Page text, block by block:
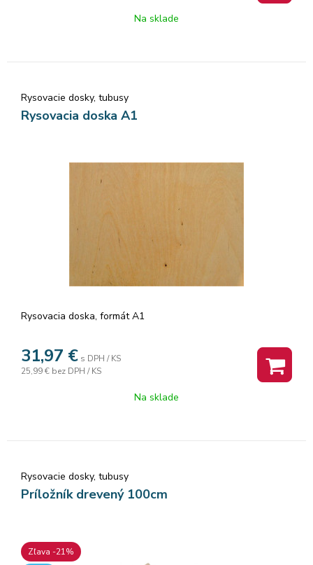
Na sklade
Rysovacie dosky, tubusy
Rysovacia doska A1
Rysovacia doska, formát A1
31,97 € s DPH / KS
25,99 € bez DPH / KS
Na sklade
Rysovacie dosky, tubusy
Príložník drevený 100cm
Zľava -21%